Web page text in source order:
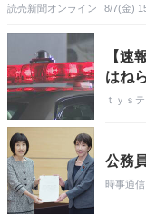
読売新聞オンライン 8/7(金)
【速
はね
ｔｙｓ
公務
時事通信